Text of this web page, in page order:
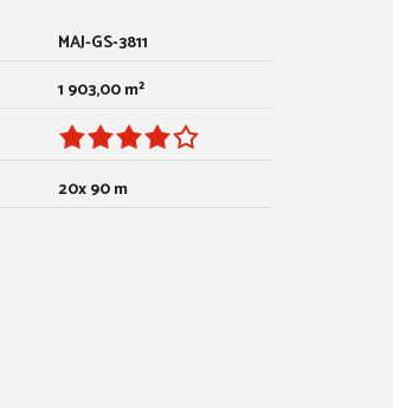
MAJ-GS-3811
1 903,00 m²
20x 90 m